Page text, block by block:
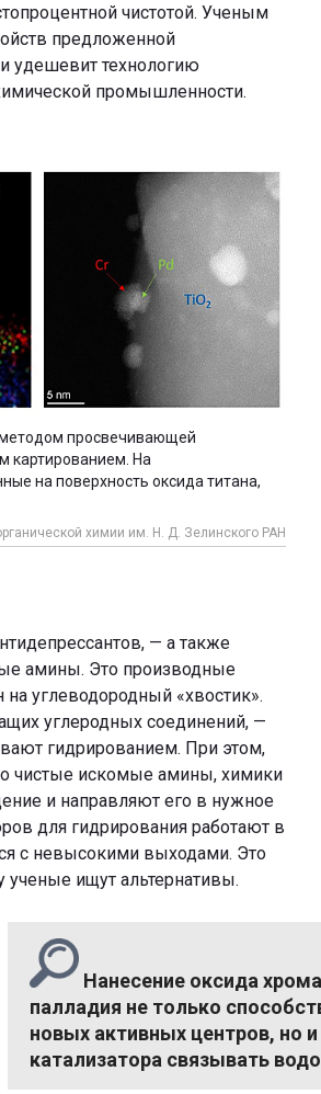
чистотой. Ученым
предложенной
удешевит технологию
промышленности.
просвечивающей
картированием. На
на поверхность оксида титана,
химии им. Н. Д. Зелинского РАН
— а также
амины. Это производные
углеводородный «хвостик».
углеродных соединений, —
гидрированием. При этом,
чистые искомые амины, химики
и направляют его в нужное
для гидрирования работают в
с невысокими выходами. Это
ученые ищут альтернативы.
Нанесение оксида
палладия не только
новых активных центров, но
катализатора связывать